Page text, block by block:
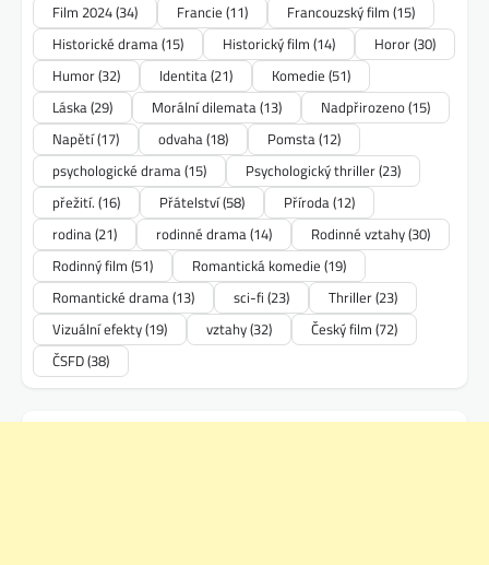
Film 2024(34) Francie (11) Francouzský film (15)
Historické drama(15) Historický film (14) Horor(30)
Humor(32) Identita(21) Komedie (51)
Láska(29) Morální dilemata(13) Nadpřirozeno(15)
Napětí(17) odvaha(18) Pomsta(12)
psychologické drama(15) Psychologický thriller(23)
přežití. (16) Přátelství(58) Příroda(12)
rodina(21) rodinné drama(14) Rodinné vztahy(30)
Rodinný film (51) Romantická komedie (19)
Romantické drama(13) sci-fi (23) Thriller(23)
Vizuální efekty(19) vztahy(32) Český film (72)
ČSFD(38)